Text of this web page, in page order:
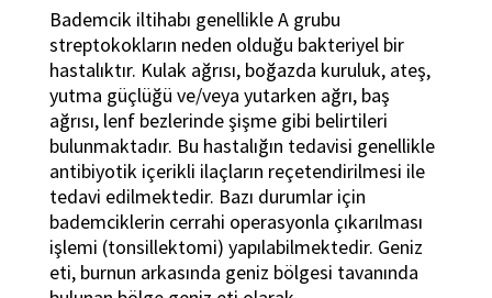
Bademcik iltihabı genellikle A grubu
streptokokların neden olduğu bakteriyel bir
hastalıktır. Kulak ağrısı, boğazda kuruluk, ateş,
yutma güçlüğü ve/veya yutarken ağrı, baş
ağrısı, lenf bezlerinde şişme gibi belirtileri
bulunmaktadır. Bu hastalığın tedavisi genellikle
antibiyotik içerikli ilaçların reçetendirilmesi ile
tedavi edilmektedir. Bazı durumlar için
bademciklerin cerrahi operasyonla çıkarılması
işlemi (tonsillektomi) yapılabilmektedir. Geniz
eti, burnun arkasında geniz bölgesi tavanında